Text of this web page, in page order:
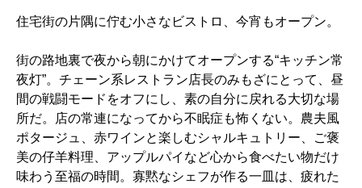
住宅街の片隅に佇む小さなビストロ、今宵もオープン。
街の路地裏で夜から朝にかけてオープンする“キッチン常
夜灯”。チェーン系レストラン店長のみもざにとって、昼
間の戦闘モードをオフにし、素の自分に戻れる大切な場
所だ。店の常連になってから不眠症も怖くない。農夫風
ポタージュ、赤ワインと楽しむシャルキュトリー、ご褒
美の仔羊料理、アップルパイなど心から食べたい物だけ
味わう至福の時間。寡黙なシェフが作る一皿は、疲れた